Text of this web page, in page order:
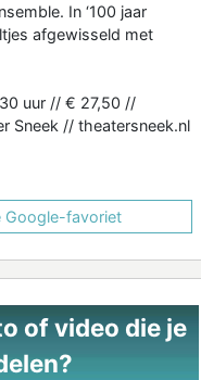
In ‘100 jaar
afgewisseld met
uur // € 27,50 //
Sneek // theatersneek.nl
Google-favoriet
of video die je